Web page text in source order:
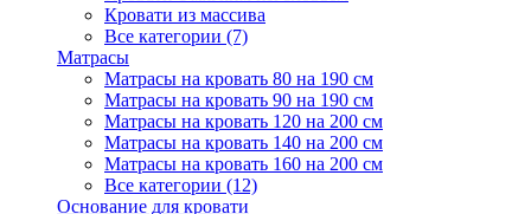
Кровати из массива
Все категории (7)
Матрасы
Матрасы на кровать 80 на 190 см
Матрасы на кровать 90 на 190 см
Матрасы на кровать 120 на 200 см
Матрасы на кровать 140 на 200 см
Матрасы на кровать 160 на 200 см
Все категории (12)
Основание для кровати